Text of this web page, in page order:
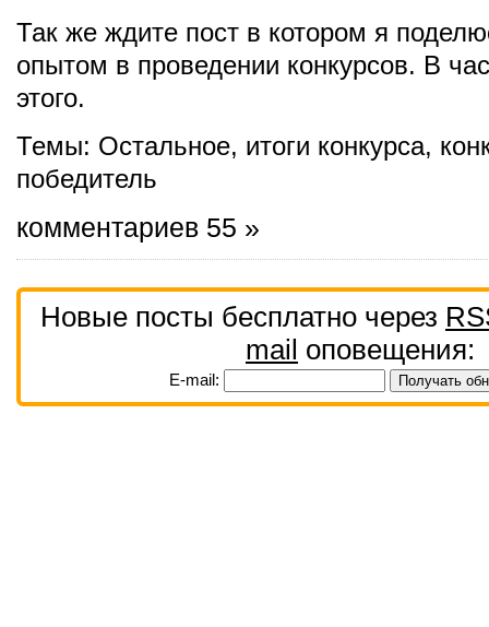
Так же ждите пост в котором я
опытом в проведении конкурсов. В
этого.
Темы: Остальное, итоги конкурса,
победитель
комментариев 55 »
Новые посты бесплатно через
mail оповещения:
E-mail: